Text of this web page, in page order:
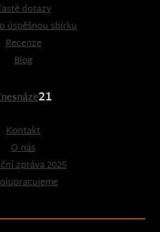
dotazy
úspěšnou sbírku
Recenze
Blog
21
Kontakt
O nás
zpráva 2025